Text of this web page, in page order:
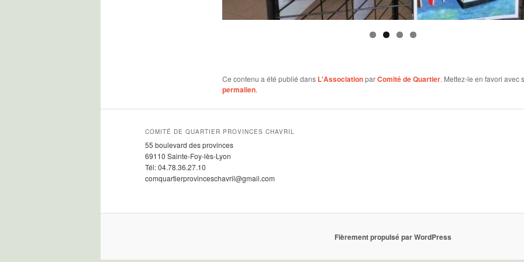
Ce contenu a été publié dans L'AssociationparComité de Quartier. Mettez-le en favori avec
permalien.
COMITÉ DE QUARTIER PROVINCES CHAVRIL
55 boulevard des provinces
69110 Sainte-Foy-lès-Lyon
Tél: 04.78.36.27.10
comquartierprovinceschavril@gmail.com
Fièrement propulsé par WordPress